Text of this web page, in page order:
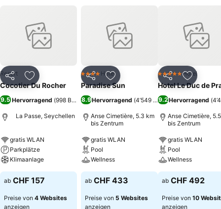
Teilen Zu Favoriten hinzufügen
Resort
Cocotier Du Rocher
9.5Hervorragend (998 Bewertungen)
La Passe, Seychellen
gratis WLAN
Parkplätze
Klimaanlage
ab CHF 157
Preise von 4 Websites
anzeigen
Teilen Zu Favoriten hinzufügen
4 SterneHotel
Paradise Sun
8.9Hervorragend (4’549 Bewertungen)
Anse Cimetière, 5.3 km
bis Zentrum
gratis WLAN
Pool
Wellness
ab CHF 433
Preise von 5 Websites
anzeigen
Teilen Zu
5 Sterne Hotel
Hotel Le Duc de
9.2Hervorragend (
Anse Cimetière,
bis Zentrum
gratis WLAN
Pool
Wellness
ab CHF 492
Preise von 10
anzeigen